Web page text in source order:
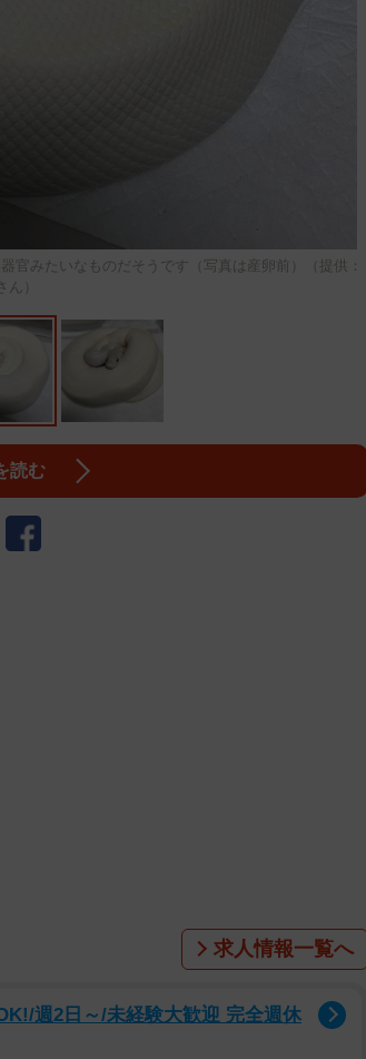
官みたいなものだそうです（写真は産卵前）（提供：
ん）
読む
求人情報一覧へ
週2日～/未経験大歓迎 完全週休